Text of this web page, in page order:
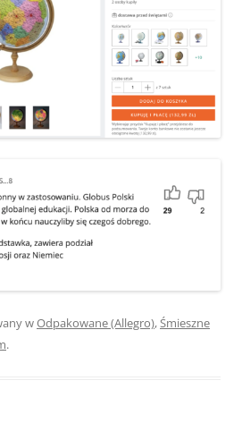
wOdpakowane (Allegro),Śmieszne
.